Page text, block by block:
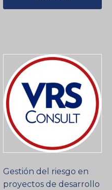
Gestión del riesgo en
proyectos de desarrollo